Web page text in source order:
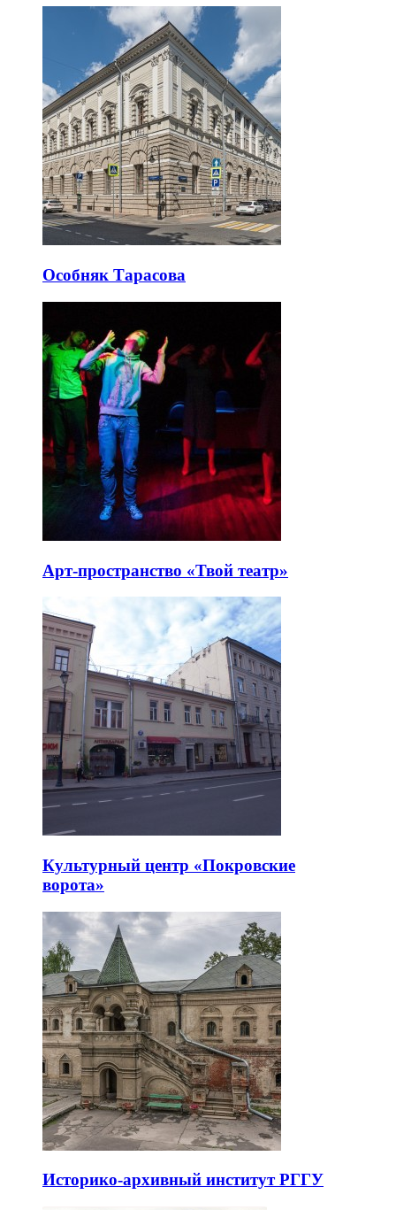
Особняк Тарасова
Арт-пространство «Твой театр»
Культурный центр «Покровские
ворота»
Историко-архивный институт РГГУ